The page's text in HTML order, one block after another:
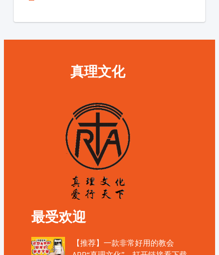
真理文化
最受欢迎
【推荐】一款非常好用的教会